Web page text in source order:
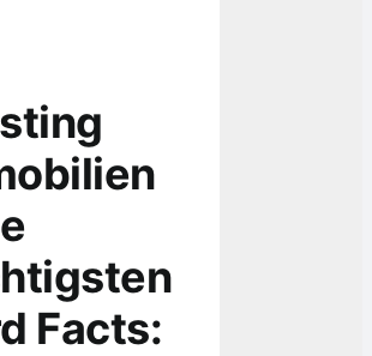
Facts: